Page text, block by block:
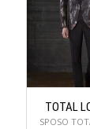
TOTAL
SPOSO